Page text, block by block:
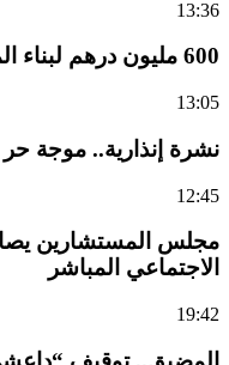
13:36
600 مليون درهم لبناء الملعب الكبير بمكناس
13:05
نشرة إنذارية.. موجة
12:45
مجلس المستشارين
الاجتماعي المباشر
19:42